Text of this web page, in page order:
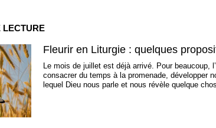
LECTURE
Fleurir en Liturgie : quelques
Le mois de juillet est déjà arrivé. Pour beaucoup,
consacrer du temps à la promenade, développer
lequel Dieu nous parle et nous révèle quelque